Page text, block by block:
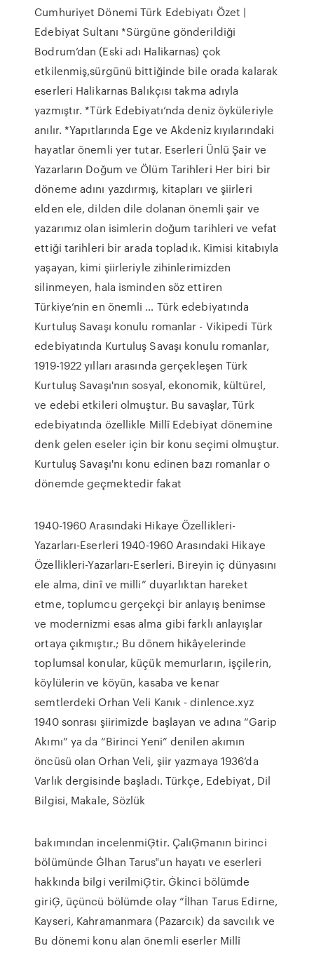
Cumhuriyet Dönemi Türk Edebiyatı Özet |
Edebiyat Sultanı *Sürgüne gönderildiği
Bodrum’dan (Eski adı Halikarnas) çok
etkilenmiş,sürgünü bittiğinde bile orada kalarak
eserleri Halikarnas Balıkçısı takma adıyla
yazmıştır. *Türk Edebiyatı’nda deniz öyküleriyle
anılır. *Yapıtlarında Ege ve Akdeniz kıyılarındaki
hayatlar önemli yer tutar. Eserleri Ünlü Şair ve
Yazarların Doğum ve Ölüm Tarihleri Her biri bir
döneme adını yazdırmış, kitapları ve şiirleri
elden ele, dilden dile dolanan önemli şair ve
yazarımız olan isimlerin doğum tarihleri ve vefat
ettiği tarihleri bir arada topladık. Kimisi kitabıyla
yaşayan, kimi şiirleriyle zihinlerimizden
silinmeyen, hala isminden söz ettiren
Türkiye’nin en önemli … Türk edebiyatında
Kurtuluş Savaşı konulu romanlar - Vikipedi Türk
edebiyatında Kurtuluş Savaşı konulu romanlar,
1919-1922 yılları arasında gerçekleşen Türk
Kurtuluş Savaşı'nın sosyal, ekonomik, kültürel,
ve edebi etkileri olmuştur. Bu savaşlar, Türk
edebiyatında özellikle Millî Edebiyat dönemine
denk gelen eseler için bir konu seçimi olmuştur.
Kurtuluş Savaşı'nı konu edinen bazı romanlar o
dönemde geçmektedir fakat
1940-1960 Arasındaki Hikaye Özellikleri-
Yazarları-Eserleri 1940-1960 Arasındaki Hikaye
Özellikleri-Yazarları-Eserleri. Bireyin iç dünyasını
ele alma, dinî ve milli” duyar­lıktan hareket
etme, toplumcu gerçekçi bir anla­yış benimse
ve modernizmi esas alma gibi farklı anlayışlar
ortaya çıkmıştır.; Bu dönem hikâyelerinde
toplumsal konular, küçük memurların, işçilerin,
köylülerin ve köyün, kasaba ve kenar
semtlerdeki Orhan Veli Kanık - dinlence.xyz
1940 sonrası şiirimizde başlayan ve adına “Garip
Akımı” ya da “Birinci Yeni” denilen akımın
öncüsü olan Orhan Veli, şiir yazmaya 1936’da
Varlık dergisinde başladı. Türkçe, Edebiyat, Dil
Bilgisi, Makale, Sözlük
bakımından incelenmiĢtir. ÇalıĢmanın birinci
bölümünde Ġlhan Tarus‟un hayatı ve eserleri
hakkında bilgi verilmiĢtir. Ġkinci bölümde
giriĢ, üçüncü bölümde olay “İlhan Tarus Edirne,
Kayseri, Kahramanmara (Pazarcık) da savcılık ve
Bu dönemi konu alan önemli eserler Millî